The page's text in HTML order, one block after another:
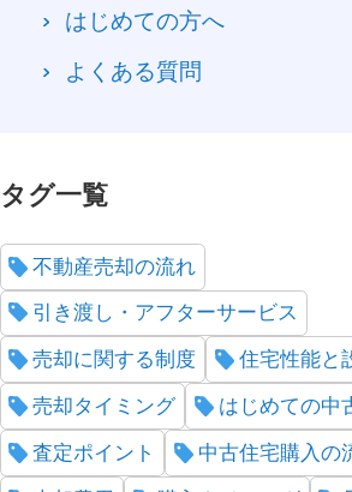
はじめての方へ
よくある質問
タグ一覧
不動産売却の流れ
引き渡し・アフターサービス
売却に関する制度 住宅性能と
売却タイミング はじめての中
査定ポイント 中古住宅購入の